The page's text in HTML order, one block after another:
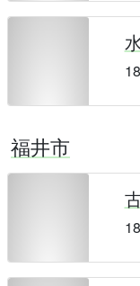
福井市